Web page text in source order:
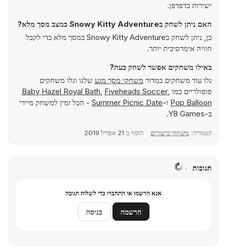
ישירות בדפדפן.
האם ניתן לשחק בSnowy Kitty Adventure במצב מסך מלא?
כן, ניתן לשחק בSnowy Kitty Adventure במסך מלא כדי לקבל
חוויה אימרסיבית יותר.
באילו משחקים אפשר לשחק כעת?
גלו עוד משחקים במדור משחקי מסך מגע שלנו וגלו משחקים
פופולריים כמו
Baby Hazel Royal Bath, Fiveheads Soccer,
Pop Balloon ו-Summer Picnic Date - הכל זמין למשחק מיידי
ב-Y8 Games.
קטגוריה: משחקי כישורים הוסף ב 21 אפריל 2019
תגובות
אנא הרשמו או התחברו כדי לשלוח תגובה
הרשמה כניסה